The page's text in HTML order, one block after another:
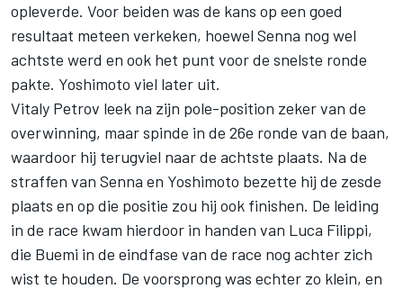
opleverde. Voor beiden was de kans op een goed
resultaat meteen verkeken, hoewel Senna nog wel
achtste werd en ook het punt voor de snelste ronde
pakte. Yoshimoto viel later uit.
Vitaly Petrov leek na zijn pole-position zeker van de
overwinning, maar spinde in de 26e ronde van de baan,
waardoor hij terugviel naar de achtste plaats. Na de
straffen van Senna en Yoshimoto bezette hij de zesde
plaats en op die positie zou hij ook finishen. De leiding
in de race kwam hierdoor in handen van Luca Filippi,
die Buemi in de eindfase van de race nog achter zich
wist te houden. De voorsprong was echter zo klein, en